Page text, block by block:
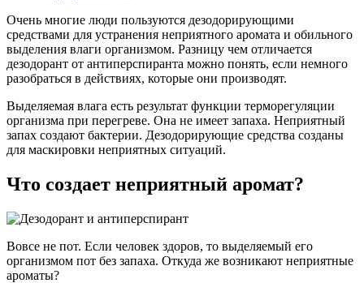
Очень многие люди пользуются дезодорирующими
средствами для устранения неприятного аромата и обильного
выделения влаги организмом. Разницу чем отличается
дезодорант от антиперспиранта можно понять, если немного
разобраться в действиях, которые они производят.
Выделяемая влага есть результат функции терморегуляции
организма при перегреве. Она не имеет запаха. Неприятный
запах создают бактерии. Дезодорирующие средства созданы
для маскировки неприятных ситуаций.
Что создает неприятный аромат?
Вовсе не пот. Если человек здоров, то выделяемый его
организмом пот без запаха. Откуда же возникают неприятные
ароматы?